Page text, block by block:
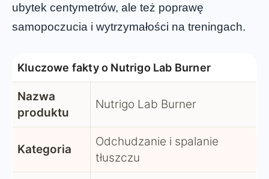
ubytek centymetrów, ale też poprawę
samopoczucia i wytrzymałości na treningach.
Kluczowe fakty o Nutrigo Lab Burner
Nazwa
produktu
Nutrigo Lab Burner
Kategoria
Odchudzanie i spalanie
tłuszczu